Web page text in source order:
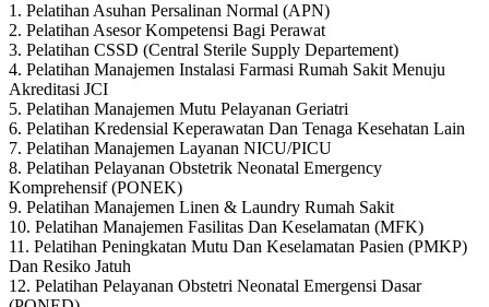
1. Pelatihan Asuhan Persalinan Normal (APN)
2. Pelatihan Asesor Kompetensi Bagi Perawat
3. Pelatihan CSSD (Central Sterile Supply Departement)
4. Pelatihan Manajemen Instalasi Farmasi Rumah Sakit Menuju
Akreditasi JCI
5. Pelatihan Manajemen Mutu Pelayanan Geriatri
6. Pelatihan Kredensial Keperawatan Dan Tenaga Kesehatan Lain
7. Pelatihan Manajemen Layanan NICU/PICU
8. Pelatihan Pelayanan Obstetrik Neonatal Emergency
Komprehensif (PONEK)
9. Pelatihan Manajemen Linen & Laundry Rumah Sakit
10. Pelatihan Manajemen Fasilitas Dan Keselamatan (MFK)
11. Pelatihan Peningkatan Mutu Dan Keselamatan Pasien (PMKP)
Dan Resiko Jatuh
12. Pelatihan Pelayanan Obstetri Neonatal Emergensi Dasar